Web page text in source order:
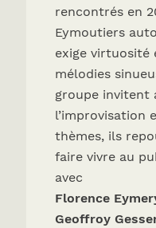
rencontrés en
Eymoutiers
exige virtuosité
mélodies
groupe invitent
l’improvisation
thèmes, ils
faire vivre au
avec
Florence
Geoffroy